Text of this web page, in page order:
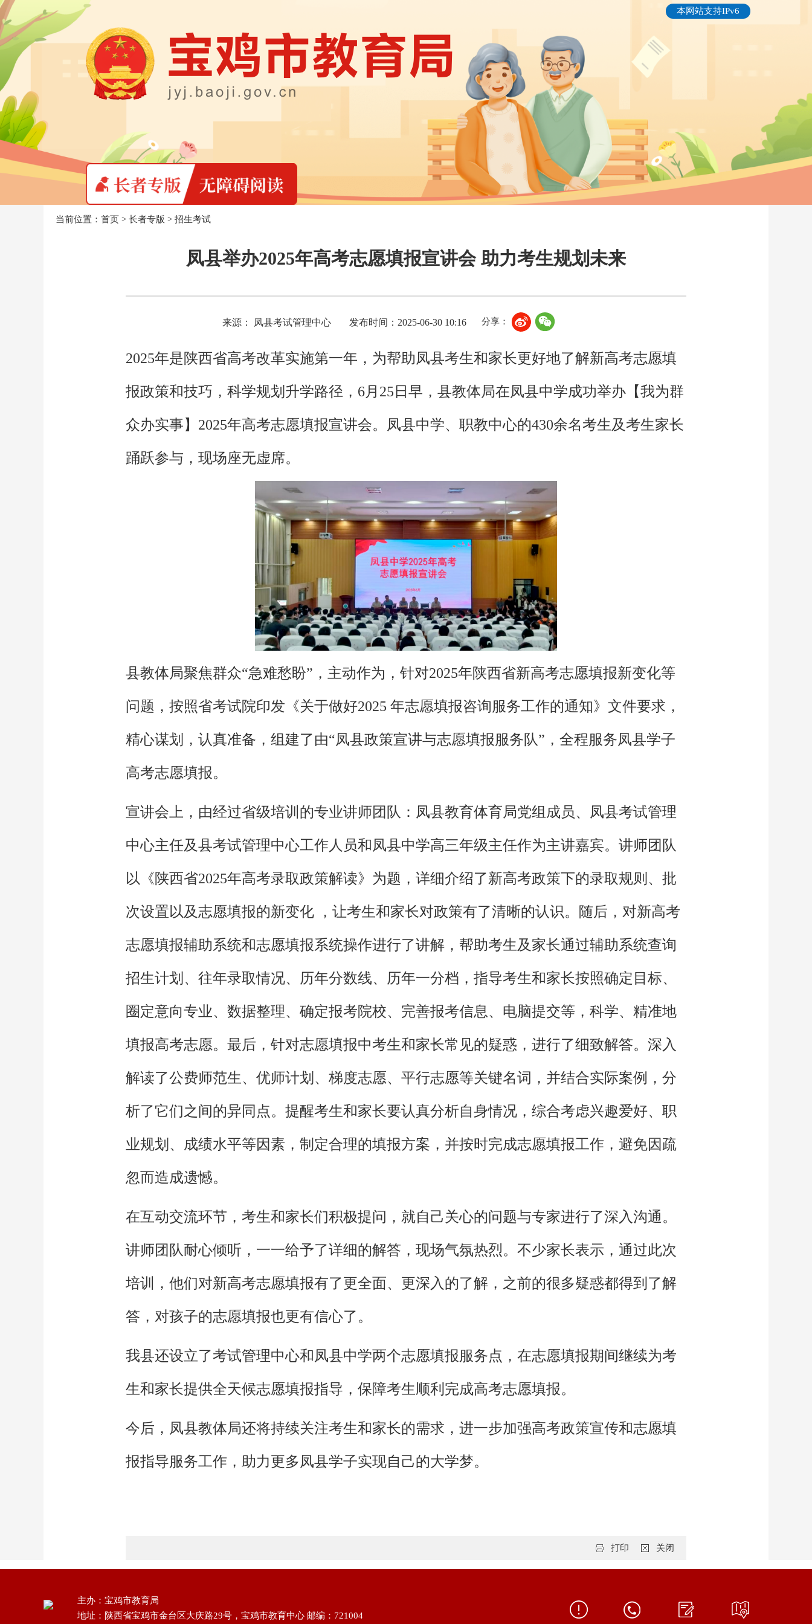
本网站支持IPv6
当前位置： 首页 > 长者专版 > 招生考试
凤县举办2025年高考志愿填报宣讲会 助力考生规划未来
来源： 凤县考试管理中心 发布时间：2025-06-30 10:16 分享：
2025年是陕西省高考改革实施第一年，为帮助凤县考生和家长更好地了解新高考志愿填
报政策和技巧，科学规划升学路径，6月25日早，县教体局在凤县中学成功举办【我为群
众办实事】2025年高考志愿填报宣讲会。凤县中学、职教中心的430余名考生及考生家长
踊跃参与，现场座无虚席。
县教体局聚焦群众“急难愁盼”，主动作为，针对2025年陕西省新高考志愿填报新变化等
问题，按照省考试院印发《关于做好2025 年志愿填报咨询服务工作的通知》文件要求，
精心谋划，认真准备，组建了由“凤县政策宣讲与志愿填报服务队”，全程服务凤县学子
高考志愿填报。
宣讲会上，由经过省级培训的专业讲师团队：凤县教育体育局党组成员、凤县考试管理
中心主任及县考试管理中心工作人员和凤县中学高三年级主任作为主讲嘉宾。讲师团队
以《陕西省2025年高考录取政策解读》为题，详细介绍了新高考政策下的录取规则、批
次设置以及志愿填报的新变化 ，让考生和家长对政策有了清晰的认识。随后，对新高考
志愿填报辅助系统和志愿填报系统操作进行了讲解，帮助考生及家长通过辅助系统查询
招生计划、往年录取情况、历年分数线、历年一分档，指导考生和家长按照确定目标、
圈定意向专业、数据整理、确定报考院校、完善报考信息、电脑提交等，科学、精准地
填报高考志愿。最后，针对志愿填报中考生和家长常见的疑惑，进行了细致解答。深入
解读了公费师范生、优师计划、梯度志愿、平行志愿等关键名词，并结合实际案例，分
析了它们之间的异同点。提醒考生和家长要认真分析自身情况，综合考虑兴趣爱好、职
业规划、成绩水平等因素，制定合理的填报方案，并按时完成志愿填报工作，避免因疏
忽而造成遗憾。
在互动交流环节，考生和家长们积极提问，就自己关心的问题与专家进行了深入沟通。
讲师团队耐心倾听，一一给予了详细的解答，现场气氛热烈。不少家长表示，通过此次
培训，他们对新高考志愿填报有了更全面、更深入的了解，之前的很多疑惑都得到了解
答，对孩子的志愿填报也更有信心了。
我县还设立了考试管理中心和凤县中学两个志愿填报服务点，在志愿填报期间继续为考
生和家长提供全天候志愿填报指导，保障考生顺利完成高考志愿填报。
今后，凤县教体局还将持续关注考生和家长的需求，进一步加强高考政策宣传和志愿填
报指导服务工作，助力更多凤县学子实现自己的大学梦。
关闭
打印
主办：宝鸡市教育局
地址：陕西省宝鸡市金台区大庆路29号，宝鸡市教育中心 邮编：721004